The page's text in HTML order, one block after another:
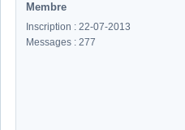
Membre
Inscription : 22-07-2013
Messages : 277